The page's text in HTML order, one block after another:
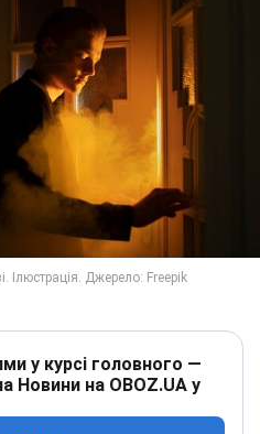
у курсі головного —
Новини на OBOZ.UA у